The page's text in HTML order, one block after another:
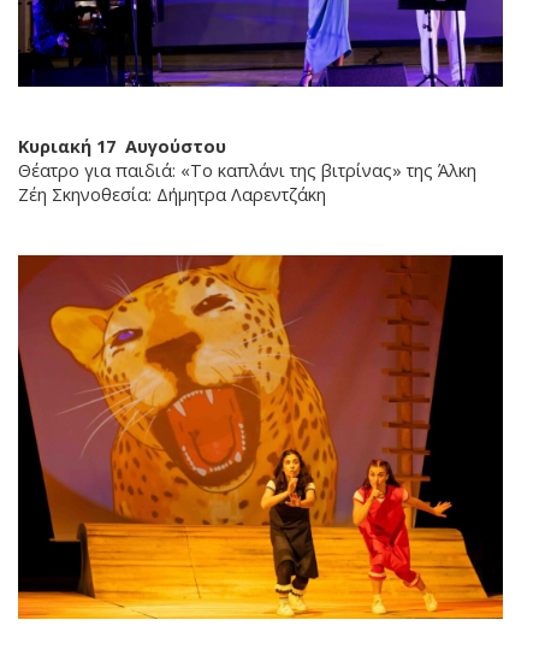
Κυριακή 17 Αυγούστου
Θέατρο για παιδιά: «Το καπλάνι της βιτρίνας» της Άλκη
Ζέη Σκηνοθεσία: Δήμητρα Λαρεντζάκη